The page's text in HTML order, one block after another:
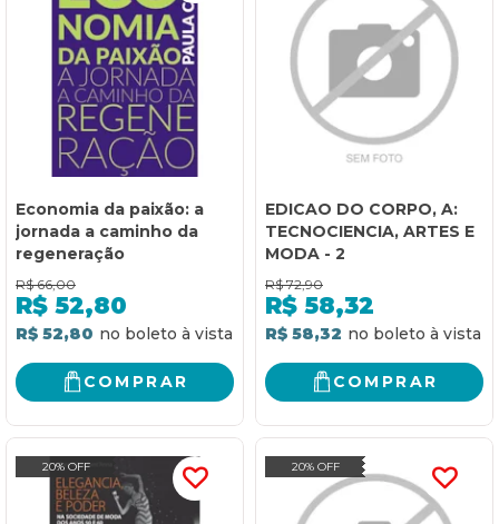
Economia da paixão: a
jornada a caminho da
regeneração
R$ 66,00
R$ 52,80
R$ 52,80
COMPRAR
EDICAO DO CORPO, A:
TECNOCIENCIA, ARTES E
MODA - 2
R$ 72,90
R$ 58,32
R$ 58,32
COMPRAR
20% OFF 20% OFF